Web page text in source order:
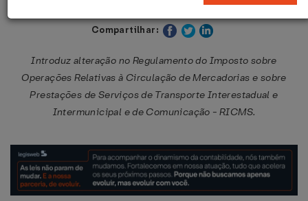
Publicado no DOE - PR em 7 mar 2018
Compartilhar:
Introduz alteração no Regulamento do Imposto sobre
Operações Relativas à Circulação de Mercadorias e sobre
Prestações de Serviços de Transporte Interestadual e
Intermunicipal e de Comunicação - RICMS.